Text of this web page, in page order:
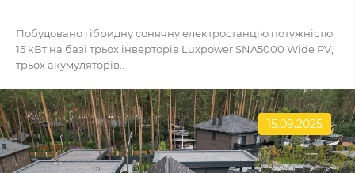
Побудовано гібридну сонячну електростанцію потужністю
15 кВт на базі трьох інверторів Luxpower SNA5000 Wide PV,
трьох акумуляторів..
15.09.2025